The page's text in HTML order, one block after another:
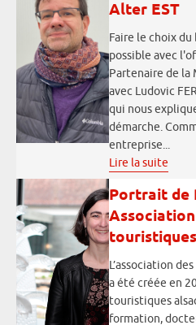
Alter EST
Faire le choix
possible avec
Partenaire de la
avec Ludovic
qui nous
démarche.
entreprise...
Lire la suite
Portrait de
L’association
a été créée en
touristiques
formation,